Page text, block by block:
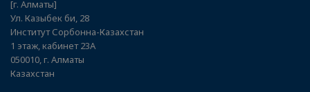
[г. Алматы]
Ул. Казыбек би, 28
Институт Сорбонна-Казахстан
1 этаж, кабинет 23А
050010, г. Алматы
Казахстан